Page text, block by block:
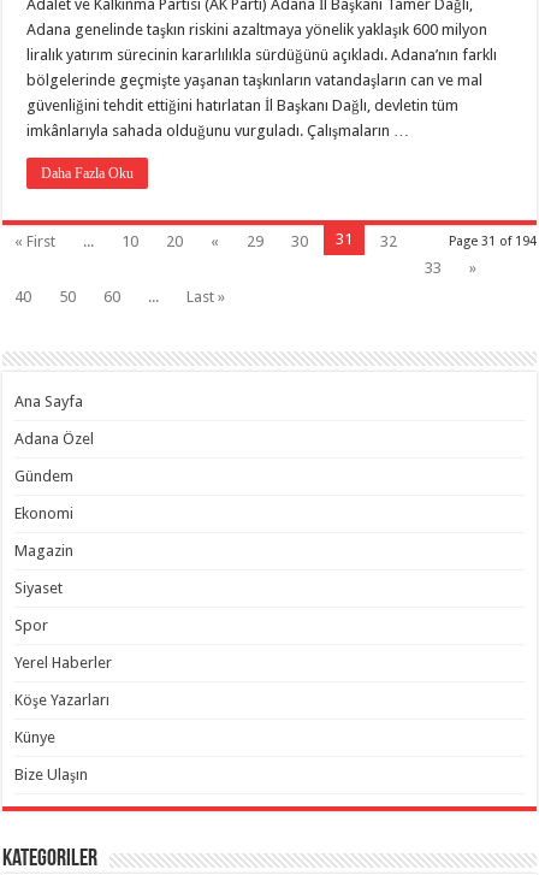
Adalet ve Kalkınma Partisi (AK Parti) Adana İl Başkanı Tamer Dağlı,
Adana genelinde taşkın riskini azaltmaya yönelik yaklaşık 600 milyon
liralık yatırım sürecinin kararlılıkla sürdüğünü açıkladı. Adana’nın farklı
bölgelerinde geçmişte yaşanan taşkınların vatandaşların can ve mal
güvenliğini tehdit ettiğini hatırlatan İl Başkanı Dağlı, devletin tüm
imkânlarıyla sahada olduğunu vurguladı. Çalışmaların …
Daha Fazla Oku
Page 31 of 194
« First ... 10 20 « 29 30 31
32
33
»
40
50 60 ... Last »
Ana Sayfa
Adana Özel
Gündem
Ekonomi
Magazin
Siyaset
Spor
Yerel Haberler
Köşe Yazarları
Künye
Bize Ulaşın
Kategoriler